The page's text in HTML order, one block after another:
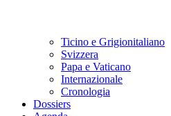
Ticino e Grigionitaliano
Svizzera
Papa e Vaticano
Internazionale
Cronologia
Dossiers